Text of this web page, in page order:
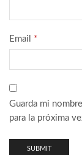
Email *
Guarda mi
para la próxima